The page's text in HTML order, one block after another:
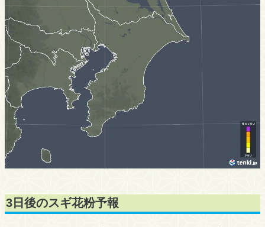
3日後のスギ花粉予報